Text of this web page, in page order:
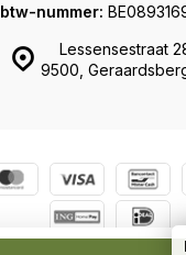
Lessensestraat
9500,
btw-nummer: